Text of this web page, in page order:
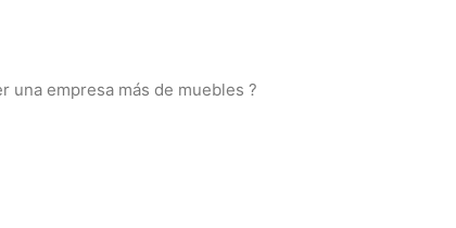
una empresa más de muebles ?